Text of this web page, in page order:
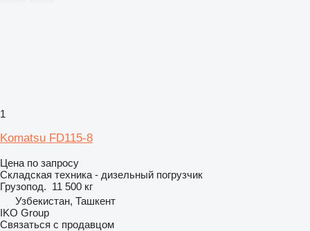
1
Komatsu FD115-8
Цена по запросу
Складская техника - дизельный погрузчик
Грузопод. 11 500 кг
Узбекистан, Ташкент
IKO Group
Связаться с продавцом